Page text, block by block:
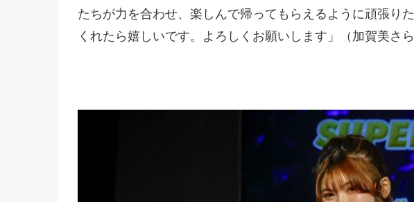
たちが力を合わせ、楽しんで帰ってもらえるように頑張り
くれたら嬉しいです。よろしくお願いします」（加賀美さら